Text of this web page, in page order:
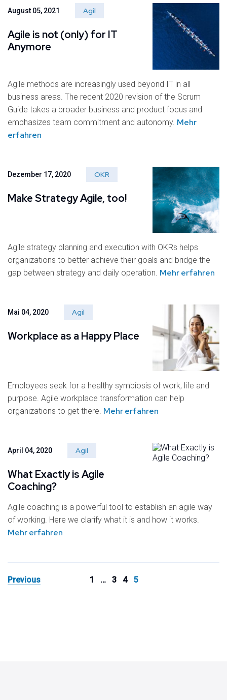
August 05, 2021 Agil
Agile is not (only) for IT
Anymore
Agile methods are increasingly used beyond IT in all
business areas. The recent 2020 revision of the Scrum
Guide takes a broader business and product focus and
emphasizes team commitment and autonomy. Mehr
erfahren
Dezember 17, 2020 OKR
Make Strategy Agile, too!
Agile strategy planning and execution with OKRs helps
organizations to better achieve their goals and bridge the
gap between strategy and daily operation. Mehr erfahren
Mai 04, 2020 Agil
Workplace as a Happy Place
Employees seek for a healthy symbiosis of work, life and
purpose. Agile workplace transformation can help
organizations to get there. Mehr erfahren
April 04, 2020 Agil
What Exactly is Agile
Coaching?
Agile coaching is a powerful tool to establish an agile way
of working. Here we clarify what it is and how it works.
Mehr erfahren
Previous 1 … 3 4 5